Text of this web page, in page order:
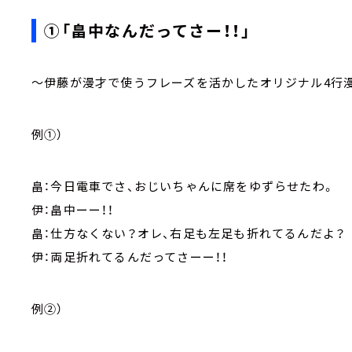
①「畠中なんだってさー！！」
～伊藤が漫才で使うフレーズを活かしたオリジナル4行
例①）
畠：今日電車でさ、おじいちゃんに席をゆずらせたわ。
伊：畠中ーー！！
畠：仕方なくない？オレ、右足も左足も折れてるんだよ？
伊：両足折れてるんだってさーー！！
例②）